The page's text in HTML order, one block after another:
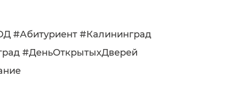
#Абитуриент #Калининград
#ДеньОткрытыхДверей